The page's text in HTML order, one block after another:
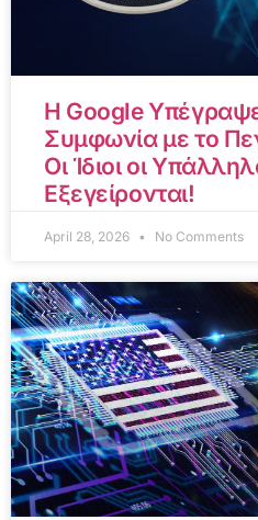
Η Google
Συμφωνία με το
Οι Ίδιοι οι
Εξεγείρονται!
April 28, 2026 No Comments